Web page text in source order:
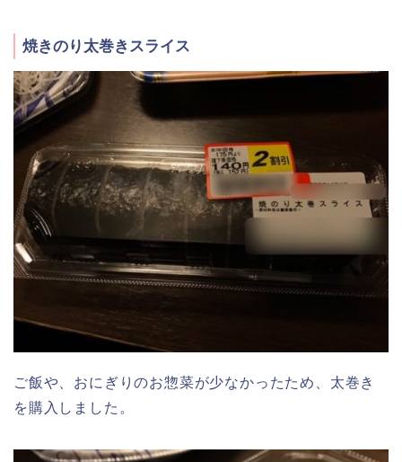
焼きのり太巻きスライス
ご飯や、おにぎりのお惣菜が少なかったため、太巻き
を購入しました。